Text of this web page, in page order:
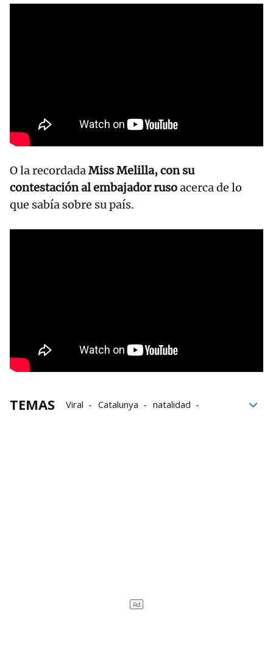
O la recordadaMiss Melilla, con su
contestación al embajador rusoacerca de lo
que sabía sobre su país.
TEMAS Viral Catalunya
natalidad